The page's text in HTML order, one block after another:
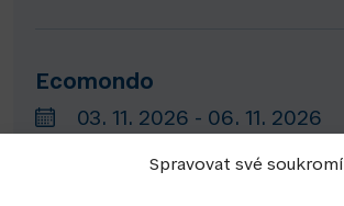
Spravovat své soukromí
Ecomondo
03. 11. 2026 - 06. 11. 2026